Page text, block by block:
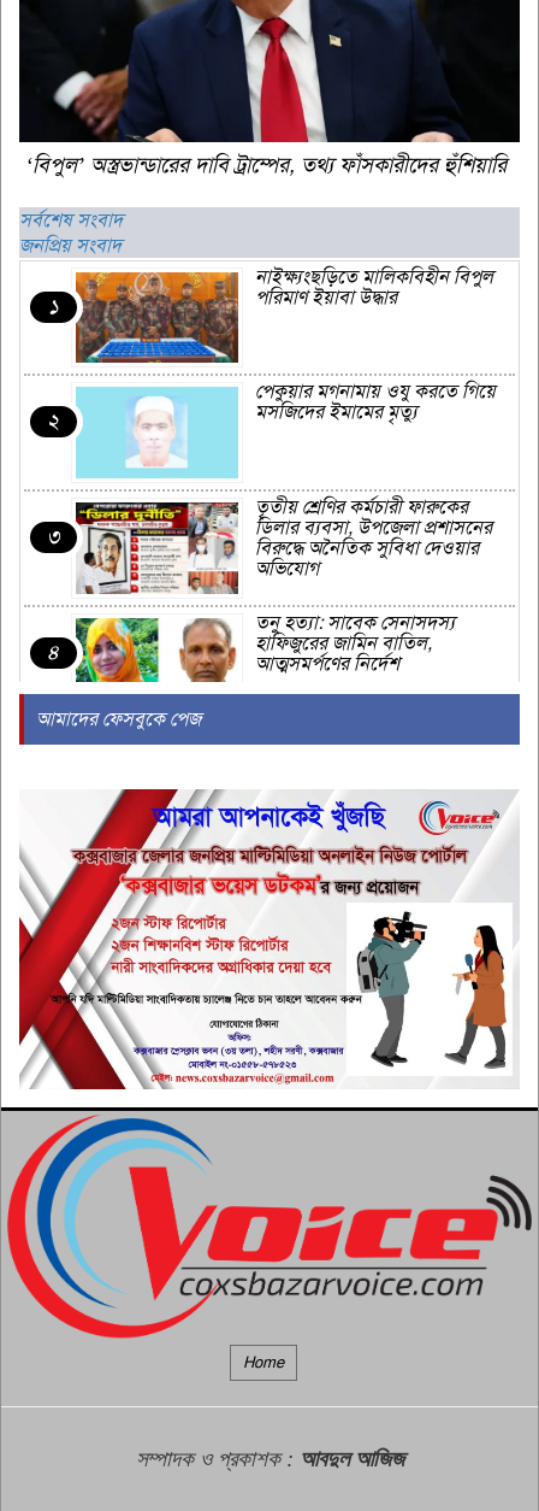
‘বিপুল’ অস্ত্রভান্ডারের দাবি ট্রাম্পের, তথ্য ফাঁসকারীদের হুঁশিয়ারি
সর্বশেষ সংবাদ
জনপ্রিয় সংবাদ
১
নাইক্ষ্যংছড়িতে মালিকবিহীন বিপুল
পরিমাণ ইয়াবা উদ্ধার
২
পেকুয়ার মগনামায় ওযু করতে গিয়ে
মসজিদের ইমামের মৃত্যু
৩
তৃতীয় শ্রেণির কর্মচারী ফারুকের
ডিলার ব্যবসা, উপজেলা প্রশাসনের
বিরুদ্ধে অনৈতিক সুবিধা দেওয়ার
অভিযোগ
৪
তনু হত্যা: সাবেক সেনাসদস্য
হাফিজুরের জামিন বাতিল,
আত্মসমর্পণের নির্দেশ
৬
‘বিপুল’ অস্ত্রভান্ডারের দাবি ট্রাম্পের,
তথ্য ফাঁসকারীদের হুঁশিয়ারি
৭
‘আমি আমার শারীরিক গঠন পছন্দ
৮
বাংলাদেশকে পরনির্ভরশীল ‘ক্লায়েন্ট
রাষ্ট্র’ হিসেবে দেখতে চায় না সরকার:
৯
জাতিসংঘে জুলাই গণঅভ্যুত্থান দিবস
পালিত
মালয়েশিয়া
আমাদের ফেসবুকে পেজ
Home
সম্পাদক ও প্রকাশক: আবদুল আজিজ